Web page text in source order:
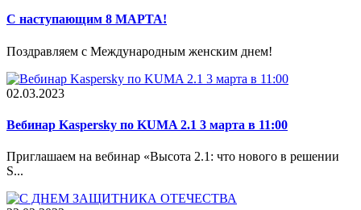
С наступающим 8 МАРТА!
Поздравляем с Международным женским днем!
02.03.2023
Вебинар Kaspersky по KUMA 2.1 3 марта в 11:00
Приглашаем на вебинар «Высота 2.1: что нового в решении
S...